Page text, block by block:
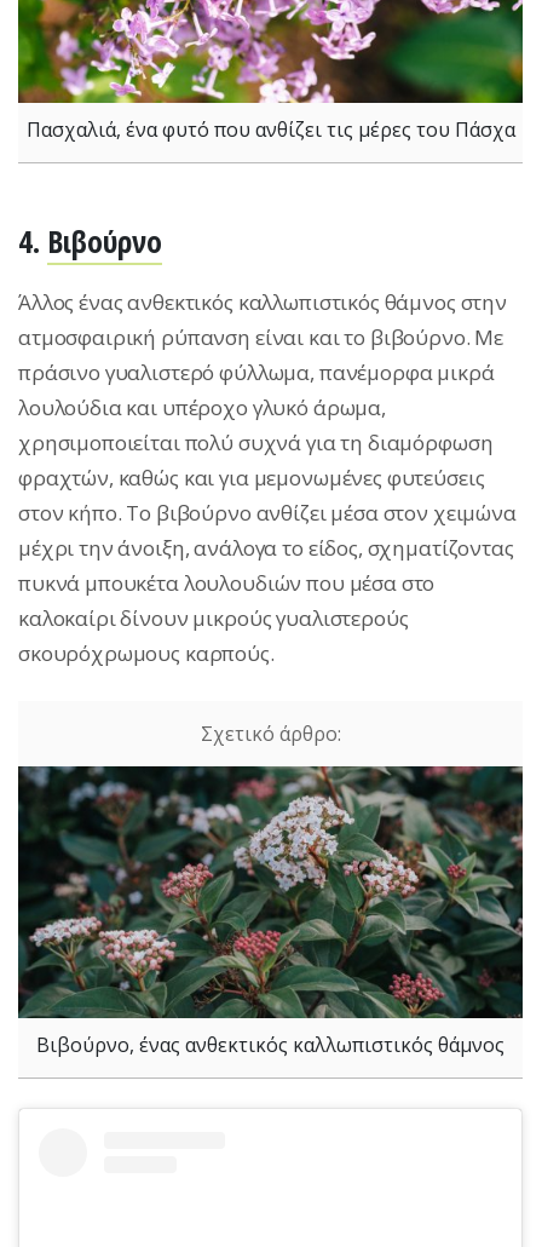
Πασχαλιά, ένα φυτό που ανθίζει τις μέρες του Πάσχα
4. Βιβούρνο
Άλλος ένας ανθεκτικός καλλωπιστικός θάμνος στην
ατμοσφαιρική ρύπανση είναι και το βιβούρνο. Με
πράσινο γυαλιστερό φύλλωμα, πανέμορφα μικρά
λουλούδια και υπέροχο γλυκό άρωμα,
χρησιμοποιείται πολύ συχνά για τη διαμόρφωση
φραχτών, καθώς και για μεμονωμένες φυτεύσεις
στον κήπο. Το βιβούρνο ανθίζει μέσα στον χειμώνα
μέχρι την άνοιξη, ανάλογα το είδος, σχηματίζοντας
πυκνά μπουκέτα λουλουδιών που μέσα στο
καλοκαίρι δίνουν μικρούς γυαλιστερούς
σκουρόχρωμους καρπούς.
Βιβούρνο, ένας ανθεκτικός καλλωπιστικός θάμνος